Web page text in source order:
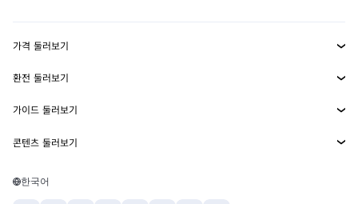
MetaMask Connect
Snaps
웹3 서비스
보안
고객 지원
채용
가격 둘러보기
이더리움 가격
솔라나 가격
테더 가격
환전 둘러보기
ETH를 USD로 환전
USDT를 INR로 환전
BTC를 INR로 환전
가이드 둘러보기
ETH 매수
콘텐츠 둘러보기
솔라나 지갑
한국어